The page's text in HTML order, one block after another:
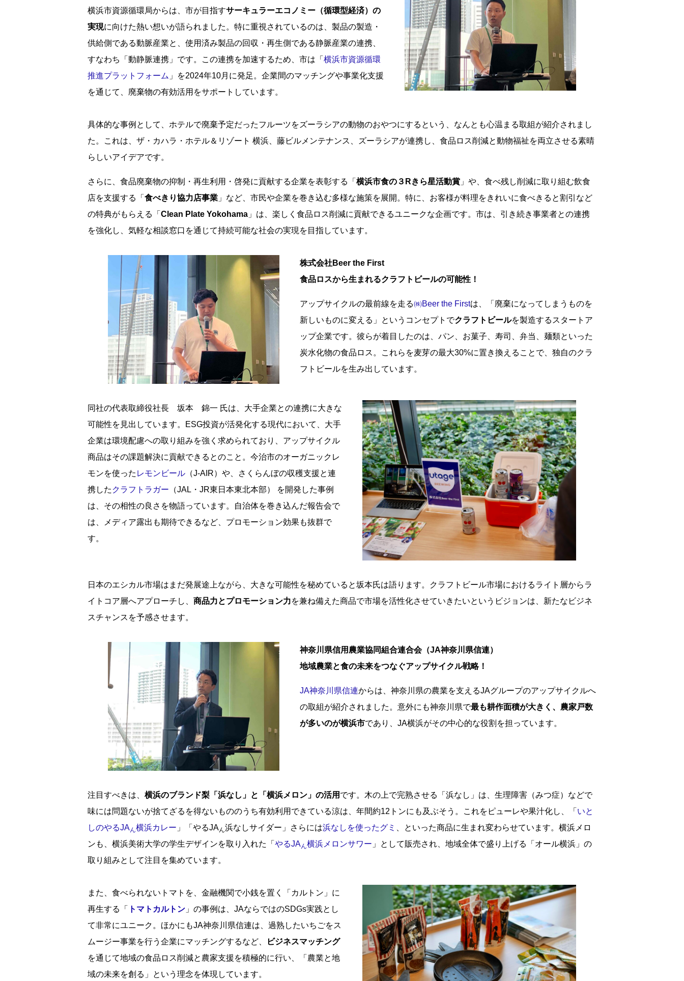
横浜市資源循環局からは、市が目指すサーキュラーエコノミー（循環型経済）の
実現に向けた熱い想いが語られました。特に重視されているのは、製品の製造・
供給側である動脈産業と、使用済み製品の回収・再生側である静脈産業の連携、
すなわち「動静脈連携」です。この連携を加速するため、市は「 横浜市資源循環
推進プラットフォーム 」を2024年10月に発足。企業間のマッチングや事業化支援
を通じて、廃棄物の有効活用をサポートしています。
具体的な事例として、ホテルで廃棄予定だったフルーツをズーラシアの動物のおやつにするという、なんとも心温まる取組が紹介されまし
た。これは、ザ・カハラ・ホテル＆リゾート 横浜、藤ビルメンテナンス、ズーラシアが連携し、食品ロス削減と動物福祉を両立させる素晴
らしいアイデアです。
さらに、食品廃棄物の抑制・再生利用・啓発に貢献する企業を表彰する「 横浜市食の３Rきら星活動賞 」や、食べ残し削減に取り組む飲食
店を支援する「 食べきり協力店事業 」など、市民や企業を巻き込む多様な施策を展開。特に、お客様が料理をきれいに食べきると割引など
の特典がもらえる「 Clean Plate Yokohama 」は、楽しく食品ロス削減に貢献できるユニークな企画です。市は、引き続き事業者との連携
を強化し、気軽な相談窓口を通じて持続可能な社会の実現を目指しています。
株式会社Beer the First
食品ロスから生まれるクラフトビールの可能性！
アップサイクルの最前線を走る㈱Beer the Firstは、「廃棄になってしまうものを
新しいものに変える」というコンセプトでクラフトビールを製造するスタートア
ップ企業です。彼らが着目したのは、パン、お菓子、寿司、弁当、麺類といった
炭水化物の食品ロス。これらを麦芽の最大30%に置き換えることで、独自のクラ
フトビールを生み出しています。
同社の代表取締役社長 坂本 錦一 氏は、大手企業との連携に大きな
可能性を見出しています。ESG投資が活発化する現代において、大手
企業は環境配慮への取り組みを強く求められており、アップサイクル
商品はその課題解決に貢献できるとのこと。今治市のオーガニックレ
モンを使った レモンビール （J-AIR）や、さくらんぼの収穫支援と連
携した クラフトラガー （JAL・JR東日本東北本部） を開発した事例
は、その相性の良さを物語っています。自治体を巻き込んだ報告会で
は、メディア露出も期待できるなど、プロモーション効果も抜群で
す。
日本のエシカル市場はまだ発展途上ながら、大きな可能性を秘めていると坂本氏は語ります。クラフトビール市場におけるライト層からラ
イトコア層へアプローチし、 商品力とプロモーション力を兼ね備えた商品で市場を活性化させていきたいというビジョンは、新たなビジネ
スチャンスを予感させます。
神奈川県信用農業協同組合連合会（JA神奈川県信連）
地域農業と食の未来をつなぐアップサイクル戦略！
JA神奈川県信連からは、神奈川県の農業を支えるJAグループのアップサイクルへ
の取組が紹介されました。意外にも神奈川県で最も耕作面積が大きく、農家戸数
が多いのが横浜市であり、JA横浜がその中心的な役割を担っています。
注目すべきは、 横浜のブランド梨「浜なし」と「横浜メロン」の活用 です。木の上で完熟させる「浜なし」は、生理障害（みつ症）などで
味には問題ないが捨てざるを得ないもののうち有効利用できている涼は、年間約12トンにも及ぶそう。これをピューレや果汁化し、「 いと
しのやるJAん横浜カレー 」「やるJAん浜なしサイダー」さらには浜なしを使ったグミ
、といった商品に生まれ変わらせています。横浜メロ
ンも、横浜美術大学の学生デザインを取り入れた「 やるJAん横浜メロンサワー 」として販売され、地域全体で盛り上げる「オール横浜」の
取り組みとして注目を集めています。
また、食べられないトマトを、金融機関で小銭を置く「カルトン」に
再生する「
トマトカルトン 」の事例は、JAならではのSDGs実践とし
て非常にユニーク。ほかにもJA神奈川県信連は、過熟したいちごをス
ムージー事業を行う企業にマッチングするなど、
ビジネスマッチング
を通じて地域の食品ロス削減と農家支援を積極的に行い、「農業と地
域の未来を創る」という理念を体現しています。